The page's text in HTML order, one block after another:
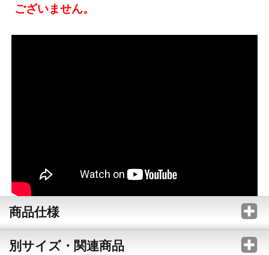
ございません。
商品仕様
別サイズ・関連商品